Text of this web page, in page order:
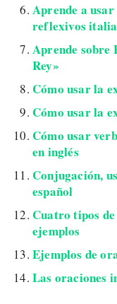
Aprende a
reflexivos
Aprende sobre
Rey»
Cómo usar la
Cómo usar la
Cómo usar
en inglés
Conjugación,
español
Cuatro tipos
ejemplos
Ejemplos de
Las oraciones